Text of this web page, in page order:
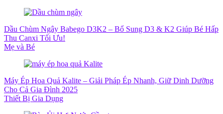
Dầu Chùm Ngây Babego D3K2 – Bổ Sung D3 & K2 Giúp Bé Hấp
Thu Canxi Tối Ưu!
Mẹ và Bé
Máy Ép Hoa Quả Kalite – Giải Pháp Ép Nhanh, Giữ Dinh Dưỡng
Cho Cả Gia Đình 2025
Thiết Bị Gia Dụng